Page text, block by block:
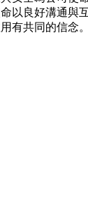
以良好溝通與
有共同的信念。